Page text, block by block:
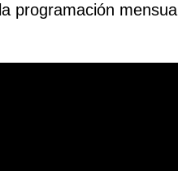
programación